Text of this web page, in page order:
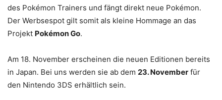
des Pokémon Trainers und fängt direkt neue Pokémon.
Der Werbsespot gilt somit als kleine Hommage an das
Projekt Pokémon Go.
Am 18. November erscheinen die neuen Editionen bereits
in Japan. Bei uns werden sie ab dem 23. November für
den Nintendo 3DS erhältlich sein.